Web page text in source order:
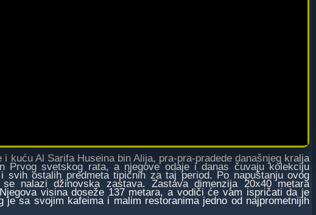
Al Sarifa Huseina bin Alija, pra-pra-pradede današnjeg kralja
Prvog svetskog rata, a njegove odaje i danas čuvaju kolekciju
ostalih predmeta tipičnih za taj period. Po napuštanju ovog
nalazi džinovska zastava. Zastava dimenzija 20x40 metara
visina doseže 137 metara, a vodiči će vam ispričati da je
je sa svojim kafeima i malim restoranima jedno od najprometnijih